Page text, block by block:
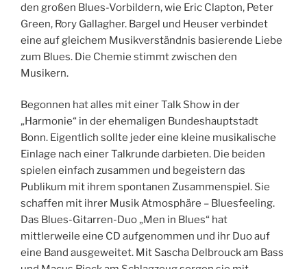
den großen Blues-Vorbildern, wie Eric Clapton, Peter
Green, Rory Gallagher. Bargel und Heuser verbindet
eine auf gleichem Musikverständnis basierende Liebe
zum Blues. Die Chemie stimmt zwischen den
Musikern.
Begonnen hat alles mit einer Talk Show in der
„Harmonie“ in der ehemaligen Bundeshauptstadt
Bonn. Eigentlich sollte jeder eine kleine musikalische
Einlage nach einer Talkrunde darbieten. Die beiden
spielen einfach zusammen und begeistern das
Publikum mit ihrem spontanen Zusammenspiel. Sie
schaffen mit ihrer Musik Atmosphäre – Bluesfeeling.
Das Blues-Gitarren-Duo „Men in Blues“ hat
mittlerweile eine CD aufgenommen und ihr Duo auf
eine Band ausgeweitet. Mit Sascha Delbrouck am Bass